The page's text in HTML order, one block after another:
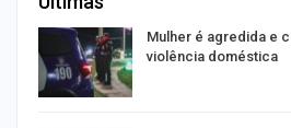
Mulher é agredida e
violência doméstica